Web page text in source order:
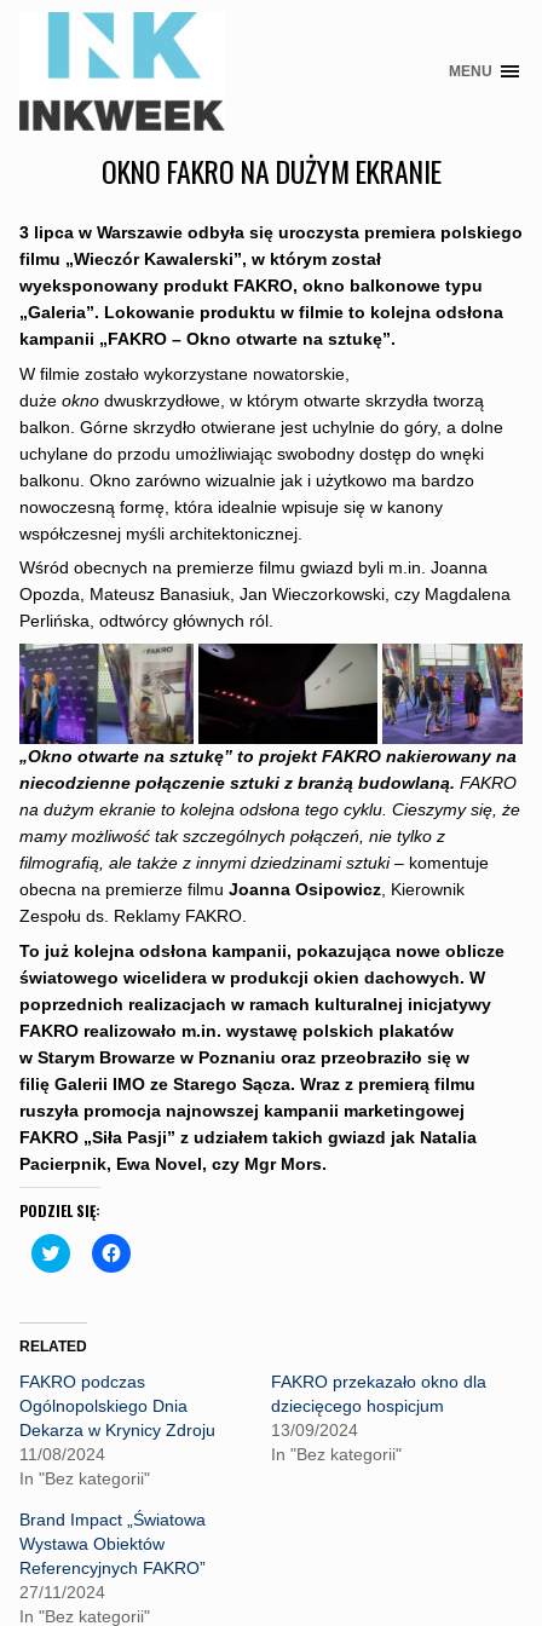
Skip
content
MENU
OKNO FAKRO NA DUŻYM EKRANIE
3 lipca w Warszawie odbyła się uroczysta premiera polskiego
filmu „Wieczór Kawalerski”, w którym został
wyeksponowany produkt FAKRO, okno balkonowe typu
„Galeria”. Lokowanie produktu w filmie to kolejna odsłona
kampanii „FAKRO – Okno otwarte na sztukę”.
W filmie zostało wykorzystane nowatorskie,
duże oknodwuskrzydłowe, w którym otwarte skrzydła tworzą
balkon. Górne skrzydło otwierane jest uchylnie do góry, a dolne
uchylane do przodu umożliwiając swobodny dostęp do wnęki
balkonu. Okno zarówno wizualnie jak i użytkowo ma bardzo
nowoczesną formę, która idealnie wpisuje się w kanony
współczesnej myśli architektonicznej.
Wśród obecnych na premierze filmu gwiazd byli m.in. Joanna
Opozda, Mateusz Banasiuk, Jan Wieczorkowski, czy Magdalena
Perlińska, odtwórcy głównych ról.
„Okno otwarte na sztukę” to projekt FAKRO nakierowany na
niecodzienne połączenie sztuki z branżą budowlaną. FAKRO
na dużym ekranie to kolejna odsłona tego cyklu. Cieszymy się, że
mamy możliwość tak szczególnych połączeń, nie tylko z
filmografią, ale także z innymi dziedzinami sztuki – komentuje
obecna na premierze filmu Joanna Osipowicz, Kierownik
Zespołu ds. Reklamy FAKRO.
To już kolejna odsłona kampanii, pokazująca nowe oblicze
światowego wicelidera w produkcji okien dachowych. W
poprzednich realizacjach w ramach kulturalnej inicjatywy
FAKRO realizowało m.in. wystawę polskich plakatów
w Starym Browarze w Poznaniu oraz przeobraziło się w
filię Galerii IMO ze Starego Sącza. Wraz z premierą filmu
ruszyła promocja najnowszej kampanii marketingowej
FAKRO „Siła Pasji” z udziałem takich gwiazd jak Natalia
Pacierpnik, Ewa Novel, czy Mgr Mors.
PODZIEL SIĘ:
C
l
t
o
h
a
r
e
o
n
w
t
t
e
r
(
O
p
C
l
h
a
r
e
o
a
e
b
o
o
k
O
RELATED
FAKRO podczas
Ogólnopolskiego Dnia
Dekarza w Krynicy Zdroju
11/08/2024
In "Bez kategorii"
FAKRO przekazało okno dla
dziecięcego hospicjum
13/09/2024
In "Bez kategorii"
Brand Impact „Światowa
Wystawa Obiektów
Referencyjnych FAKRO”
27/11/2024
In "Bez kategorii"